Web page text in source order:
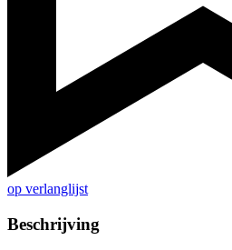
op verlanglijst
Beschrijving